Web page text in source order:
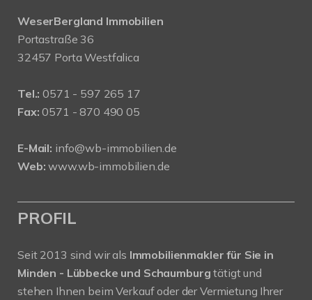
WeserBergland Immobilien
Portastraße 36
32457 Porta Westfalica
Tel.: 0571 - 597 265 17
Fax: 0571 - 870 490 05
E-Mail: info@wb-immobilien.de
Web: www.wb-immobilien.de
PROFIL
Seit 2013 sind wir als Immobilienmakler für Sie in
Minden - Lübbecke und Schaumburgtätigt und
stehen Ihnen beim Verkauf oder der Vermietung Ihrer